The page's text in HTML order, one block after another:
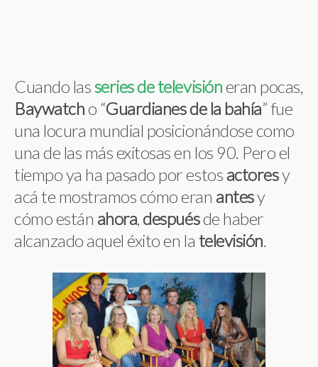
Cuando lasseries de televisióneran pocas,
Baywatcho “Guardianes de la bahía” fue
una locura mundial posicionándose como
una de las más exitosas en los 90. Pero el
tiempo ya ha pasado por estosactoresy
acá te mostramos cómo eranantesy
cómo están ahora,despuésde haber
alcanzado aquel éxito en la televisión.